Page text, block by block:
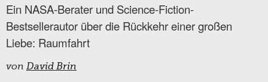
Ein NASA-Berater und Science-Fiction-
Bestsellerautor über die Rückkehr einer großen
Liebe: Raumfahrt
von David Brin